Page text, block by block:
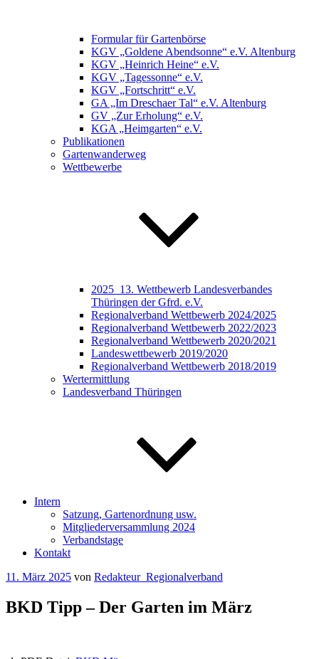
Formular für Gartenbörse
KGV „Goldene Abendsonne“ e.V. Altenburg
KGV „Heinrich Heine“ e.V.
KGV „Tagessonne“ e.V.
KGV „Fortschritt“ e.V.
GA „Im Dreschaer Tal“ e.V. Altenburg
GV „Zur Erholung“ e.V.
KGA „Heimgarten“ e.V.
Publikationen
Gartenwanderweg
Wettbewerbe
2025_13. Wettbewerb Landesverbandes
Thüringen der Gfrd. e.V.
Regionalverband Wettbewerb 2024/2025
Regionalverband Wettbewerb 2022/2023
Regionalverband Wettbewerb 2020/2021
Landeswettbewerb 2019/2020
Regionalverband Wettbewerb 2018/2019
Wertermittlung
Landesverband Thüringen
Intern
Satzung, Gartenordnung usw.
Mitgliederversammlung 2024
Verbandstage
Kontakt
Veröffentlicht
11. März 2025 von Redakteur_Regionalverband
BKD Tipp – Der Garten im März